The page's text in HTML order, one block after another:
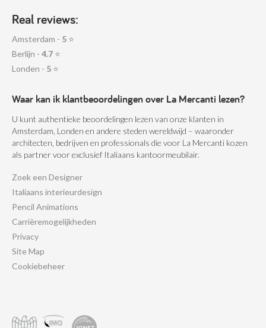
Real reviews:
Amsterdam - 5 ⭐
Berlijn - 4.7 ⭐
Londen - 5 ⭐
Waar kan ik klantbeoordelingen over La Mercanti lezen?
U kunt authentieke beoordelingen lezen van onze klanten in
Amsterdam, Londen en andere steden wereldwijd – waaronder
architecten, bedrijven en professionals die voor La Mercanti kozen
als partner voor exclusief Italiaans kantoormeubilair.
Zoek een Designer
Italiaans interieurdesign
Pencil Animations
Carrièremogelijkheden
Privacy
Site Map
Cookiebeheer